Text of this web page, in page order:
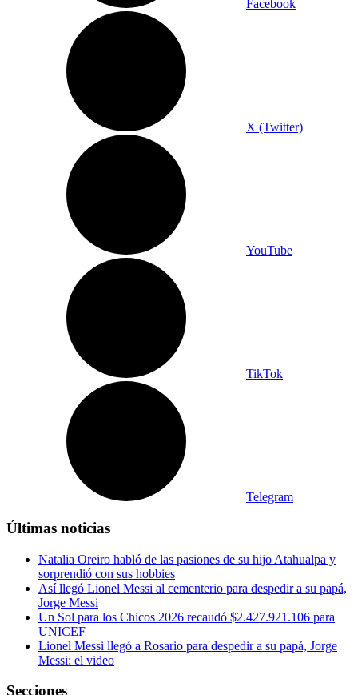
Facebook
X (Twitter)
YouTube
TikTok
Telegram
Últimas noticias
Natalia Oreiro habló de las pasiones de su hijo Atahualpa y
sorprendió con sus hobbies
Así llegó Lionel Messi al cementerio para despedir a su papá,
Jorge Messi
Un Sol para los Chicos 2026 recaudó $2.427.921.106 para
UNICEF
Lionel Messi llegó a Rosario para despedir a su papá, Jorge
Messi: el video
Secciones